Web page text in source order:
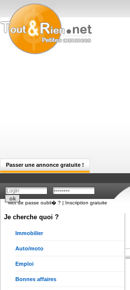
Passer une annonce gratuite !
Mot de passe oubli� ? | Inscription gratuite
Je cherche quoi ?
Immobilier
Auto/moto
Emploi
Bonnes affaires